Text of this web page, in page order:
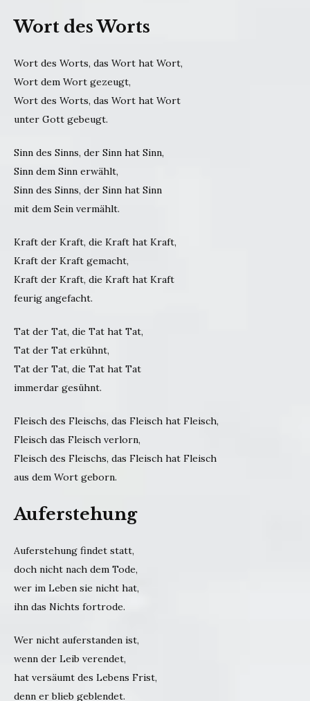
Wort des Worts
Wort des Worts, das Wort hat Wort,
Wort dem Wort gezeugt,
Wort des Worts, das Wort hat Wort
unter Gott gebeugt.
Sinn des Sinns, der Sinn hat Sinn,
Sinn dem Sinn erwählt,
Sinn des Sinns, der Sinn hat Sinn
mit dem Sein vermählt.
Kraft der Kraft, die Kraft hat Kraft,
Kraft der Kraft gemacht,
Kraft der Kraft, die Kraft hat Kraft
feurig angefacht.
Tat der Tat, die Tat hat Tat,
Tat der Tat erkühnt,
Tat der Tat, die Tat hat Tat
immerdar gesühnt.
Fleisch des Fleischs, das Fleisch hat Fleisch,
Fleisch das Fleisch verlorn,
Fleisch des Fleischs, das Fleisch hat Fleisch
aus dem Wort geborn.
Auferstehung
Auferstehung findet statt,
doch nicht nach dem Tode,
wer im Leben sie nicht hat,
ihn das Nichts fortrode.
Wer nicht auferstanden ist,
wenn der Leib verendet,
hat versäumt des Lebens Frist,
denn er blieb geblendet.